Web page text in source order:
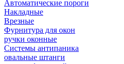
Автоматические пороги
Накладные
Врезные
Фурнитура для окон
ручки оконные
Системы антипаника
овальные штанги